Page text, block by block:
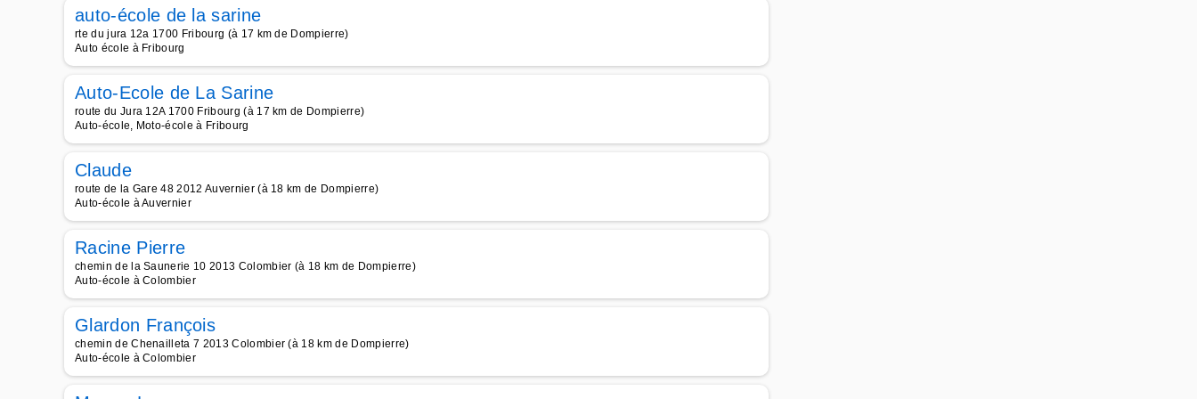
auto-école de la sarine
rte du jura 12a 1700 Fribourg (à 17 km de Dompierre)
Auto école à Fribourg
Auto-Ecole de La Sarine
route du Jura 12A 1700 Fribourg (à 17 km de Dompierre)
Auto-école, Moto-école à Fribourg
Claude
route de la Gare 48 2012 Auvernier (à 18 km de Dompierre)
Auto-école à Auvernier
Racine Pierre
chemin de la Saunerie 10 2013 Colombier (à 18 km de Dompierre)
Auto-école à Colombier
Glardon François
chemin de Chenailleta 7 2013 Colombier (à 18 km de Dompierre)
Auto-école à Colombier